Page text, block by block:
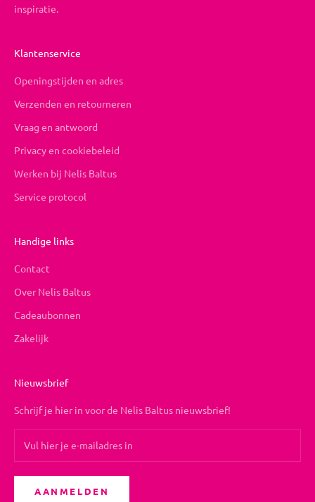
inspiratie.
Klantenservice
Openingstijden en adres
Verzenden en retourneren
Vraag en antwoord
Privacy en cookiebeleid
Werken bij Nelis Baltus
Service protocol
Handige links
Contact
Over Nelis Baltus
Cadeaubonnen
Zakelijk
Nieuwsbrief
Schrijf je hier in voor de Nelis Baltus nieuwsbrief!
AANMELDEN